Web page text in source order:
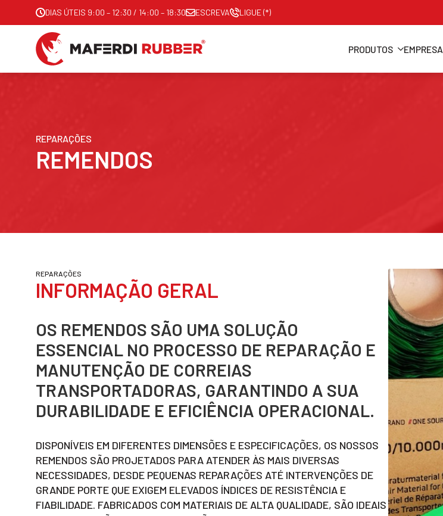
DIAS ÚTEIS 9:00 – 12:30 / 14:00 – 18:30 ESCREVA LIGUE (*)
PRODUTOS EMPRESA
REPARAÇÕES
REMENDOS
REPARAÇÕES
INFORMAÇÃO GERAL
OS REMENDOS SÃO UMA SOLUÇÃO
ESSENCIAL NO PROCESSO DE REPARAÇÃO E
MANUTENÇÃO DE CORREIAS
TRANSPORTADORAS, GARANTINDO A SUA
DURABILIDADE E EFICIÊNCIA OPERACIONAL.
DISPONÍVEIS EM DIFERENTES DIMENSÕES E ESPECIFICAÇÕES, OS NOSSOS
REMENDOS SÃO PROJETADOS PARA ATENDER ÀS MAIS DIVERSAS
NECESSIDADES, DESDE PEQUENAS REPARAÇÕES ATÉ INTERVENÇÕES DE
GRANDE PORTE QUE EXIGEM ELEVADOS ÍNDICES DE RESISTÊNCIA E
FIABILIDADE. FABRICADOS COM MATERIAIS DE ALTA QUALIDADE, SÃO IDEAIS